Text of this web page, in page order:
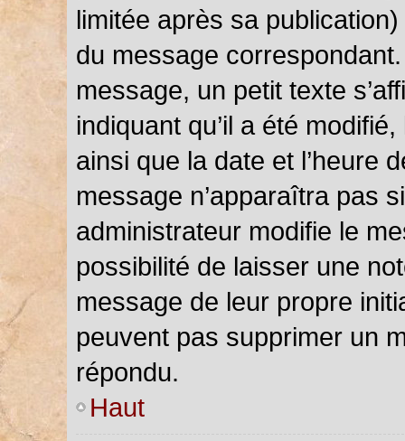
limitée après sa
du message
message, un petit texte
indiquant qu’il a été
ainsi que la date et l’heure
message n’apparaîtra pas
administrateur modifie le
possibilité de laisser une
message de leur propre
peuvent pas supprimer un
répondu.
Haut